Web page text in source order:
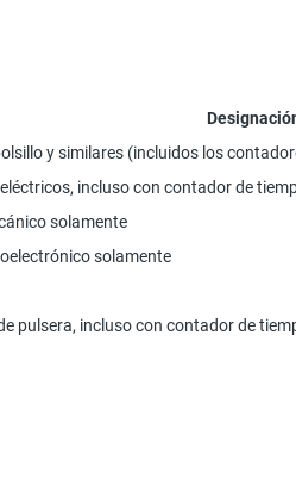
y similares (incluidos los
eléctricos, incluso con contador de
solamente
solamente
pulsera, incluso con contador de